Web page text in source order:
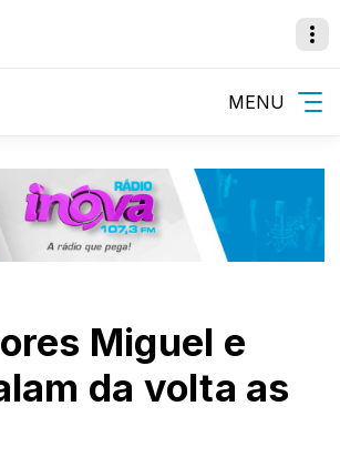
MENU
Miguel e
da volta as